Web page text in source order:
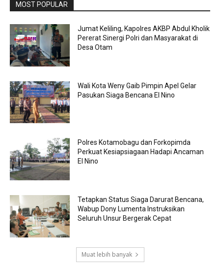
MOST POPULAR
Jumat Keliling, Kapolres AKBP Abdul Kholik
Pererat Sinergi Polri dan Masyarakat di
Desa Otam
Wali Kota Weny Gaib Pimpin Apel Gelar
Pasukan Siaga Bencana El Nino
Polres Kotamobagu dan Forkopimda
Perkuat Kesiapsiagaan Hadapi Ancaman
El Nino
Tetapkan Status Siaga Darurat Bencana,
Wabup Dony Lumenta Instruksikan
Seluruh Unsur Bergerak Cepat
Muat lebih banyak